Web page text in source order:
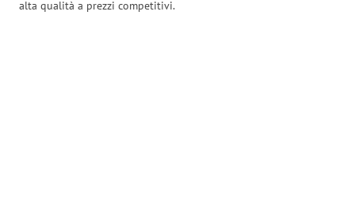
alta qualità a prezzi competitivi.